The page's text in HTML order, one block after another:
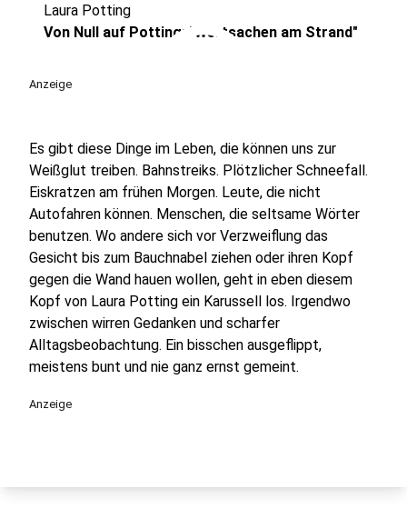
play_circle
Laura Potting
Von Null auf Potting: "Wertsachen am Strand"
Anzeige
Es gibt diese Dinge im Leben, die können uns zur
Weißglut treiben. Bahnstreiks. Plötzlicher Schneefall.
Eiskratzen am frühen Morgen. Leute, die nicht
Autofahren können. Menschen, die seltsame Wörter
benutzen. Wo andere sich vor Verzweiflung das
Gesicht bis zum Bauchnabel ziehen oder ihren Kopf
gegen die Wand hauen wollen, geht in eben diesem
Kopf von Laura Potting ein Karussell los. Irgendwo
zwischen wirren Gedanken und scharfer
Alltagsbeobachtung. Ein bisschen ausgeflippt,
meistens bunt und nie ganz ernst gemeint.
Anzeige